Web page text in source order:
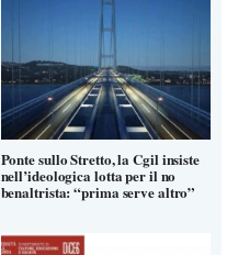
Ponte sullo Stretto, la Cgil insiste
nell’ideologica lotta per il no
benaltrista: “prima serve altro”